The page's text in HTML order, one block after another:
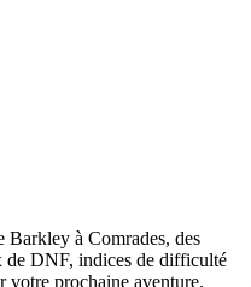
Barkley à Comrades, des
de DNF, indices de difficulté
votre prochaine aventure.